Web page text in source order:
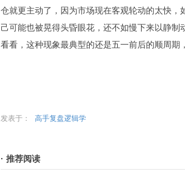
仓就更主动了，因为市场现在客观轮动的太快，
己可能也被晃得头昏眼花，还不如慢下来以静
看看，这种现象最典型的还是五一前后的顺周期
发表于： 高手复盘逻辑学
· 推荐阅读